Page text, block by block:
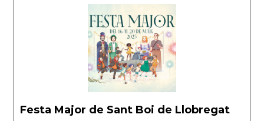
Festa Major de Sant Boi de Llobregat